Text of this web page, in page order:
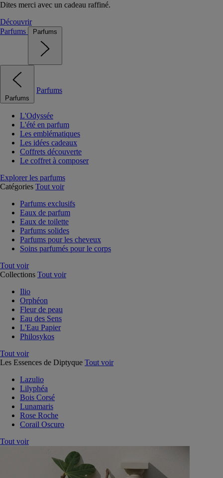
Dites merci avec un cadeau raffiné.
Découvrir
Parfums
Parfums
Parfums
Parfums
L'Odyssée
L'été en parfum
Les emblématiques
Les idées cadeaux
Coffrets découverte
Le coffret à composer
Explorer les parfums
Catégories Tout voir
Parfums exclusifs
Eaux de parfum
Eaux de toilette
Parfums solides
Parfums pour les cheveux
Soins parfumés pour le corps
Tout voir
Collections Tout voir
Ilio
Orphéon
Fleur de peau
Eau des Sens
L'Eau Papier
Philosykos
Tout voir
Les Essences de Diptyque Tout voir
Lazulio
Lilyphéa
Bois Corsé
Lunamaris
Rose Roche
Corail Oscuro
Tout voir